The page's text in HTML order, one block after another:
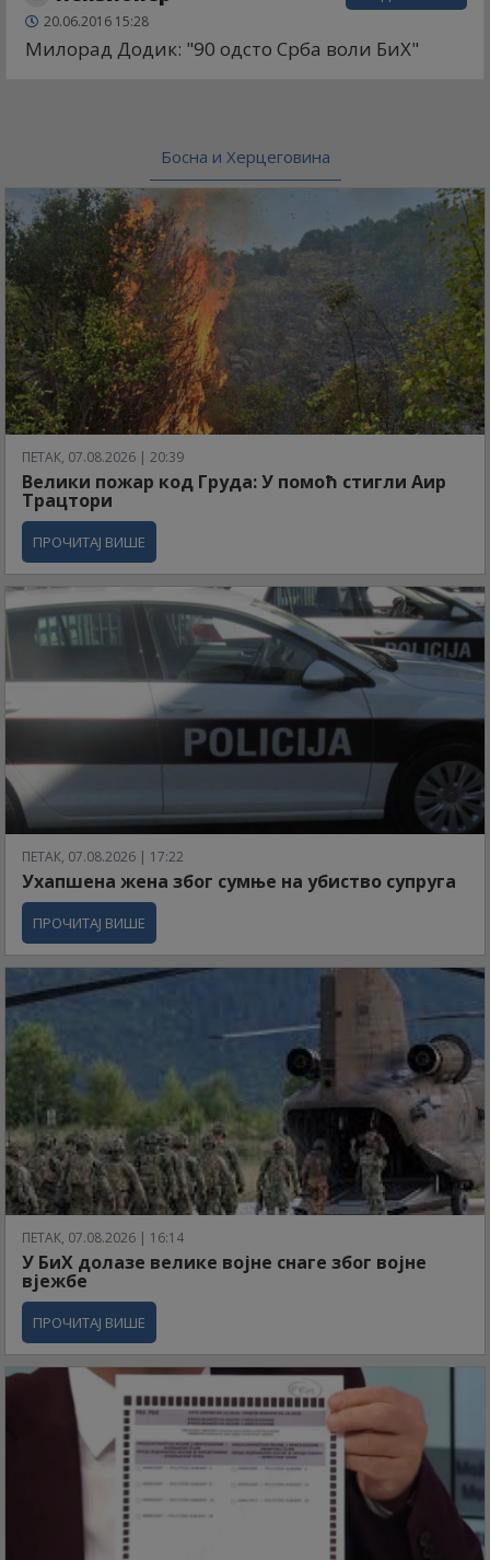
20.06.2016 15:28
Милорад Додик: "90 одсто Срба воли БиХ"
Босна и Херцеговина
ПЕТАК, 07.08.2026 | 20:39
Велики пожар код Груда: У помоћ стигли Аир
Трацтори
ПРОЧИТАЈ ВИШЕ
ПЕТАК, 07.08.2026 | 17:22
Ухапшена жена због сумње на убиство супруга
ПРОЧИТАЈ ВИШЕ
ПЕТАК, 07.08.2026 | 16:14
У БиХ долазе велике војне снаге због војне
вјежбе
ПРОЧИТАЈ ВИШЕ